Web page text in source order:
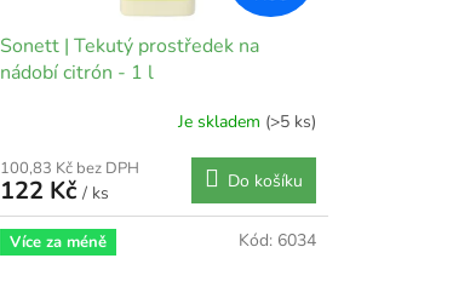
Sonett | Tekutý prostředek na
nádobí citrón - 1 l
Je skladem (>5 ks)
100,83 Kč bez DPH
122 Kč / ks
Do košíku
Více za méně Kód: 6034